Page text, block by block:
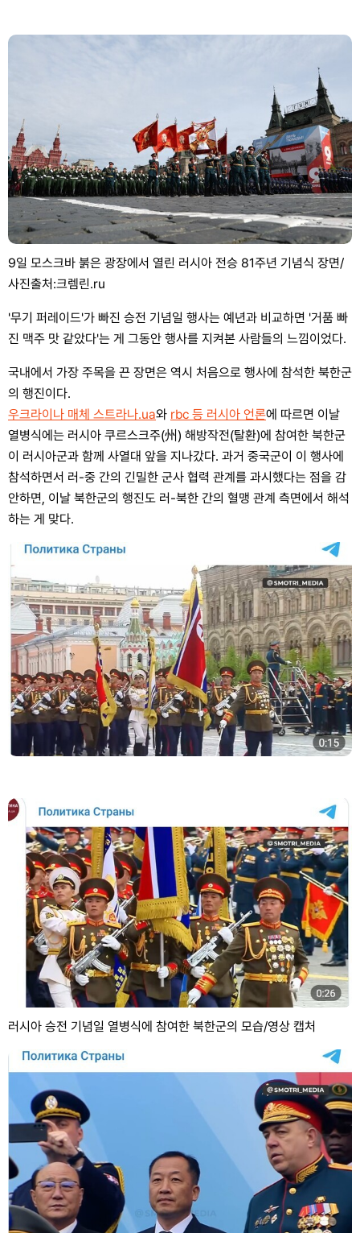
9일 모스크바 붉은 광장에서 열린 러시아 전승 81주년 기념식 장면/
사진출처:크렘린.ru
'무기 퍼레이드'가 빠진 승전 기념일 행사는 예년과 비교하면 '거품 빠
진 맥주 맛 같았다'는 게 그동안 행사를 지켜본 사람들의 느낌이었다.
국내에서 가장 주목을 끈 장면은 역시 처음으로 행사에 참석한 북한군
의 행진이다.
우크라이나 매체 스트라나.ua와 rbc 등 러시아 언론에 따르면 이날
열병식에는 러시아 쿠르스크주(州) 해방작전(탈환)에 참여한 북한군
이 러시아군과 함께 사열대 앞을 지나갔다. 과거 중국군이 이 행사에
참석하면서 러-중 간의 긴밀한 군사 협력 관계를 과시했다는 점을 감
안하면, 이날 북한군의 행진도 러-북한 간의 혈맹 관계 측면에서 해석
하는 게 맞다.
러시아 승전 기념일 열병식에 참여한 북한군의 모습/영상 캡처